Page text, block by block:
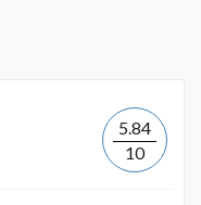
5.84
10